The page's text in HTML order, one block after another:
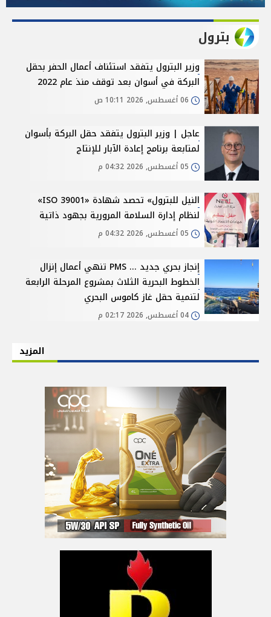
بترول
وزير البترول يتفقد استئناف أعمال الحفر بحقل
البركة في أسوان بعد توقف منذ عام 2022
عاجل | وزير البترول يتفقد حقل البركة بأسوان
لمتابعة برنامج إعادة الآبار للإنتاج
النيل للبترول» تحصد شهادة «ISO 39001»
لنظام إدارة السلامة المرورية بجهود ذاتية
إنجاز بحري جديد ... PMS تنهي أعمال إنزال
الخطوط البحرية الثلاث بمشروع المرحلة الرابعة
لتنمية حقل غاز كاموس البحري
المزيد